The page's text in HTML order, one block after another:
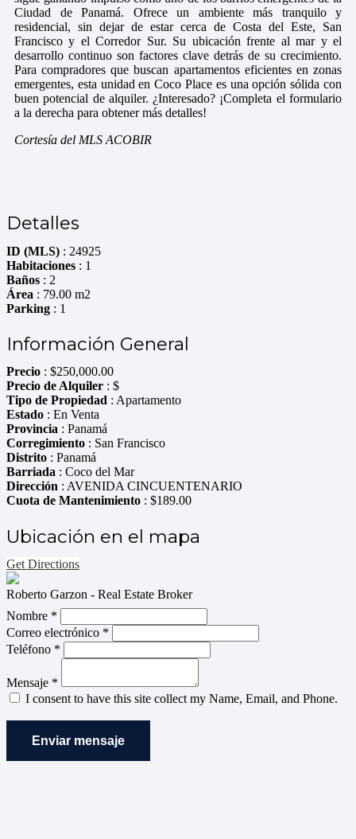
Ciudad de Panamá. Ofrece un ambiente más tranquilo y
residencial, sin dejar de estar cerca de Costa del Este, San
Francisco y el Corredor Sur. Su ubicación frente al mar y el
desarrollo continuo son factores clave detrás de su crecimiento.
Para compradores que buscan apartamentos eficientes en zonas
emergentes, esta unidad en Coco Place es una opción sólida con
buen potencial de alquiler. ¿Interesado? ¡Completa el formulario
a la derecha para obtener más detalles!
Cortesía del MLS ACOBIR
Detalles
ID (MLS) : 24925
Habitaciones : 1
Baños : 2
Área : 79.00 m2
Parking : 1
Información General
Precio : $250,000.00
Precio de Alquiler : $
Tipo de Propiedad : Apartamento
Estado : En Venta
Provincia : Panamá
Corregimiento : San Francisco
Distrito : Panamá
Barriada : Coco del Mar
Dirección : AVENIDA CINCUENTENARIO
Cuota de Mantenimiento : $189.00
Ubicación en el mapa
Get Directions
Roberto Garzon - Real Estate Broker
Nombre *
Correo electrónico *
Teléfono *
Mensaje *
I consent to have this site collect my Name, Email, and Phone.
Enviar mensaje